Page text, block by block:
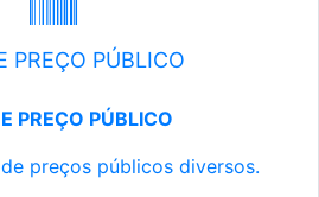
PREÇO PÚBLICO
PREÇO PÚBLICO
preços públicos diversos.